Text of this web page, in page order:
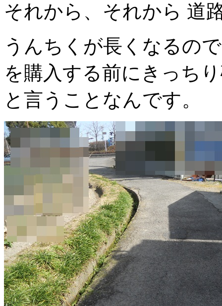
それから、それから 道
うんちくが長くなるの
を購入する前にきっち
と言うことなんです。